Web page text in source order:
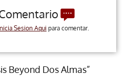
Sesion Aqui para comentar.
Beyond Dos Almas”